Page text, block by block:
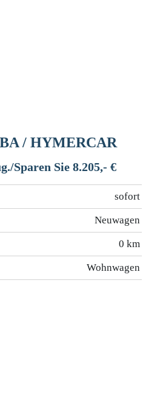
/ HYMERCAR
Sparen Sie 8.205,- €
sofort
Neuwagen
0 km
Wohnwagen